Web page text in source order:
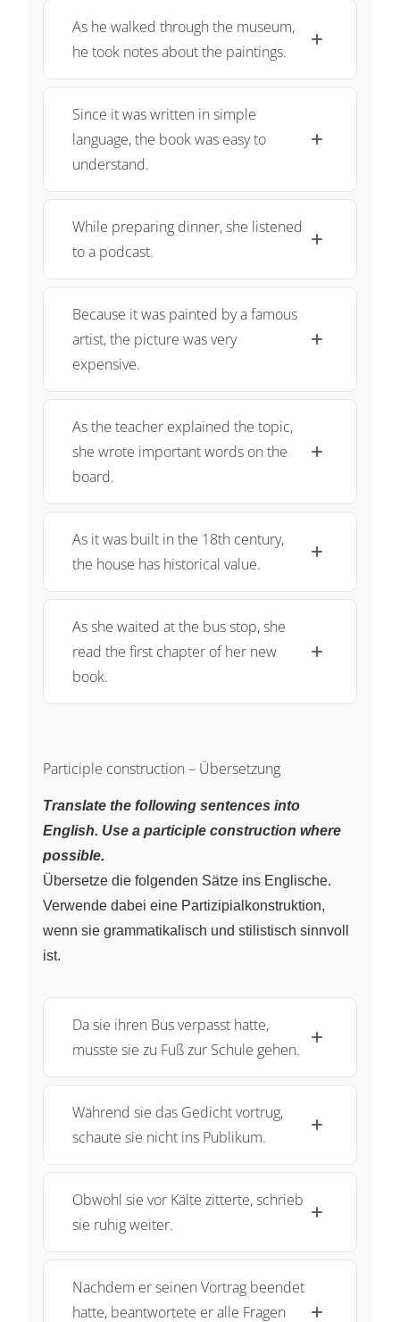
As he walked through the museum,
he took notes about the paintings.
Since it was written in simple
language, the book was easy to
understand.
While preparing dinner, she listened
to a podcast.
Because it was painted by a famous
artist, the picture was very
expensive.
As the teacher explained the topic,
she wrote important words on the
board.
As it was built in the 18th century,
the house has historical value.
As she waited at the bus stop, she
read the first chapter of her new
book.
Participle construction – Übersetzung
Translate the following sentences into
English. Use a participle construction where
possible.
Übersetze die folgenden Sätze ins Englische.
Verwende dabei eine Partizipialkonstruktion,
wenn sie grammatikalisch und stilistisch sinnvoll
ist.
Da sie ihren Bus verpasst hatte,
musste sie zu Fuß zur Schule gehen.
Während sie das Gedicht vortrug,
schaute sie nicht ins Publikum.
Obwohl sie vor Kälte zitterte, schrieb
sie ruhig weiter.
Nachdem er seinen Vortrag beendet
hatte, beantwortete er alle Fragen